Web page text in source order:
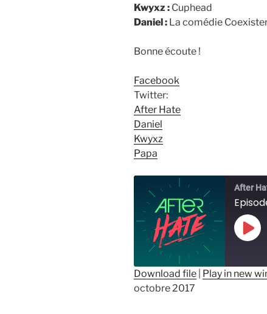
Kwyxz : Cuphead
Daniel : La comédie
Bonne écoute !
Facebook
Twitter:
After Hate
Daniel
Kwyxz
Papa
After
Play
SHARE
Download file Play in new
octobre 2017